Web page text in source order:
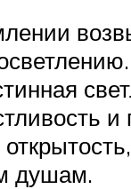
душам.